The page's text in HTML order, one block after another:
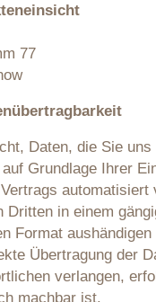
77
Daten, die Sie
Grundlage Ihrer
automatisiert
Dritten in einem
Format
Übertragung der
verlangen,
machbar ist.